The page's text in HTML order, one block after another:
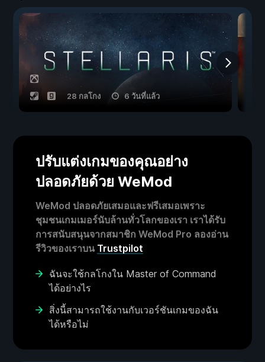
28 กลโกง 6 วันที่แล้ว
ปรับแต่งเกมของคุณอย่าง
ปลอดภัยด้วย WeMod
WeMod ปลอดภัยเสมอและฟรีเสมอเพราะ
ชุมชนเกมเมอร์นับล้านทั่วโลกของเรา เราได้รับ
การสนับสนุนจากสมาชิก WeMod Pro ลองอ่าน
รีวิวของเราบน Trustpilot
ฉันจะใช้กลโกงใน Master of Command
ได้อย่างไร
สิ่งนี้สามารถใช้งานกับเวอร์ชันเกมของฉัน
ได้หรือไม่